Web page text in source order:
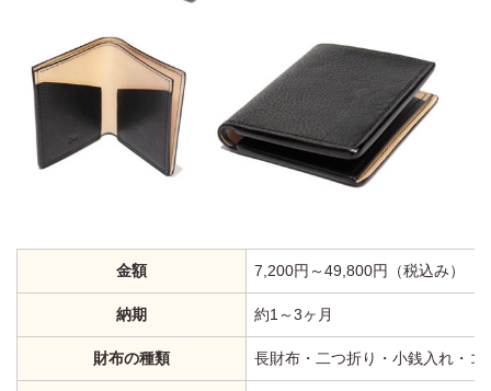
金額 7,200円～49,800円（税込み）
納期 約1～3ヶ月
財布の種類 長財布・二つ折り・小銭入れ・コ